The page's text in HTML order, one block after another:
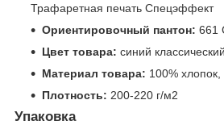
Трафаретная печать Спецэффект
Ориентировочный пантон: 661
Цвет товара: синий классический
Материал товара: 100% хлопок,
Плотность: 200-220 г/м2
Упаковка